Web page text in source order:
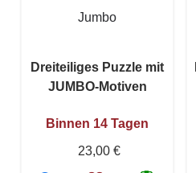
Jumbo
Dreiteiliges Puzzle mit
JUMBO-Motiven
Binnen 14 Tagen
23,00 €